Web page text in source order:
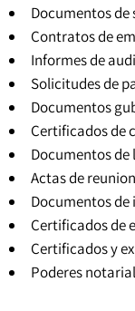
Documentos de
Contratos de
Informes de
Solicitudes de
Documentos
Certificados de
Documentos
Actas de
Documentos
Certificados de
Certificados y
Poderes